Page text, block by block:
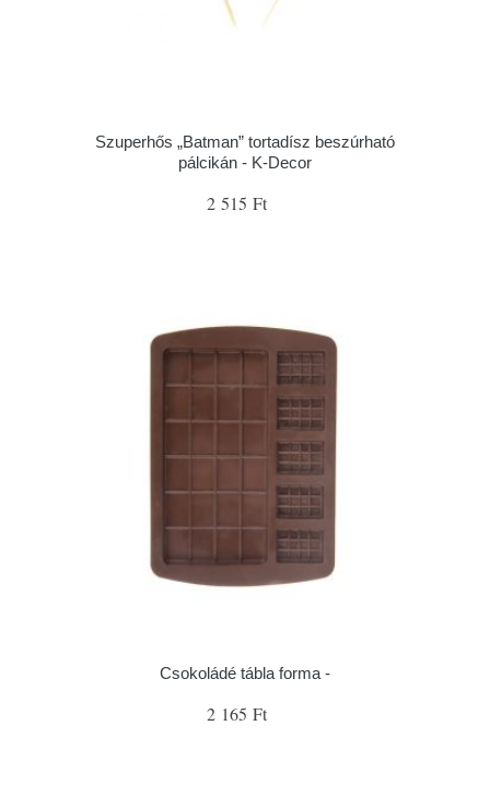
Szuperhős „Batman” tortadísz beszúrható
pálcikán - K-Decor
2 515 Ft
Csokoládé tábla forma -
2 165 Ft